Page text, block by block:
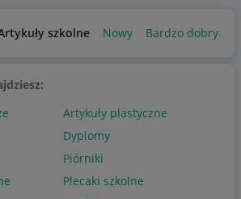
szkolne Nowy Bardzo dobry
Artykuły plastyczne
Dyplomy
Piórniki
Plecaki szkolne